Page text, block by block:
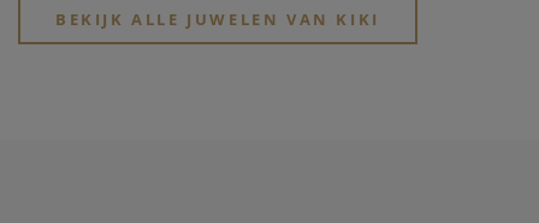
BEKIJK ALLE JUWELEN VAN KIKI